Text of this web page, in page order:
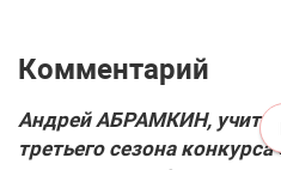
Комментарий
Андрей АБРАМКИН,
третьего сезона конкурса